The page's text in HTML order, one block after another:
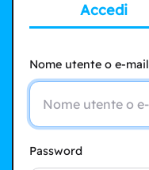
Accedi
Nome utente o e-mail
Password